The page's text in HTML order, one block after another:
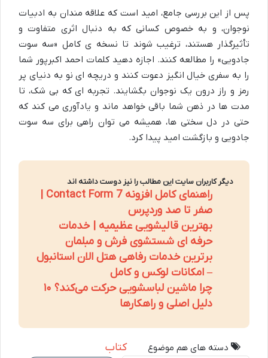
پس از این بررسی جامع، امید است که علاقه مندان به ادبیات
نوجوان، و به خصوص کسانی که به دنبال اثری متفاوت و
تأثیرگذار هستند، ترغیب شوند تا نسخه ی کامل «سه سوت
جادویی» را مطالعه کنند. اجازه دهید کلمات احمد اکبرپور شما
را به سفری خیال انگیز دعوت کنند و دریچه ای نو به دنیای پر
رمز و راز درون یک نوجوان بگشایند. تجربه ای که بی شک، تا
مدت ها در ذهن شما باقی خواهد ماند و یادآوری می کند که
حتی در دل سختی ها، همیشه می توان راهی برای سه سوت
جادویی و بازگشت امید پیدا کرد.
دیگر کاربران سایت این مطالب را نیز دوست داشته اند
صفر تا صد وردپرس
بهترین قالیشویی عظیمیه | خدمات
حرفه ای شستشوی فرش و مبلمان
برترین خدمات رفاهی هتل الان استانبول
– امکانات لوکس و کامل
چرا ماشین لباسشویی حرکت می‌کند؟ ۱۰
دلیل اصلی و راهکارها
دسته های هم موضوع کتاب